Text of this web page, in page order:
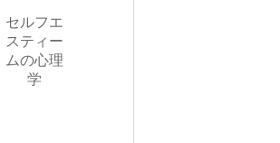
セルフエ
スティー
ムの心理
学